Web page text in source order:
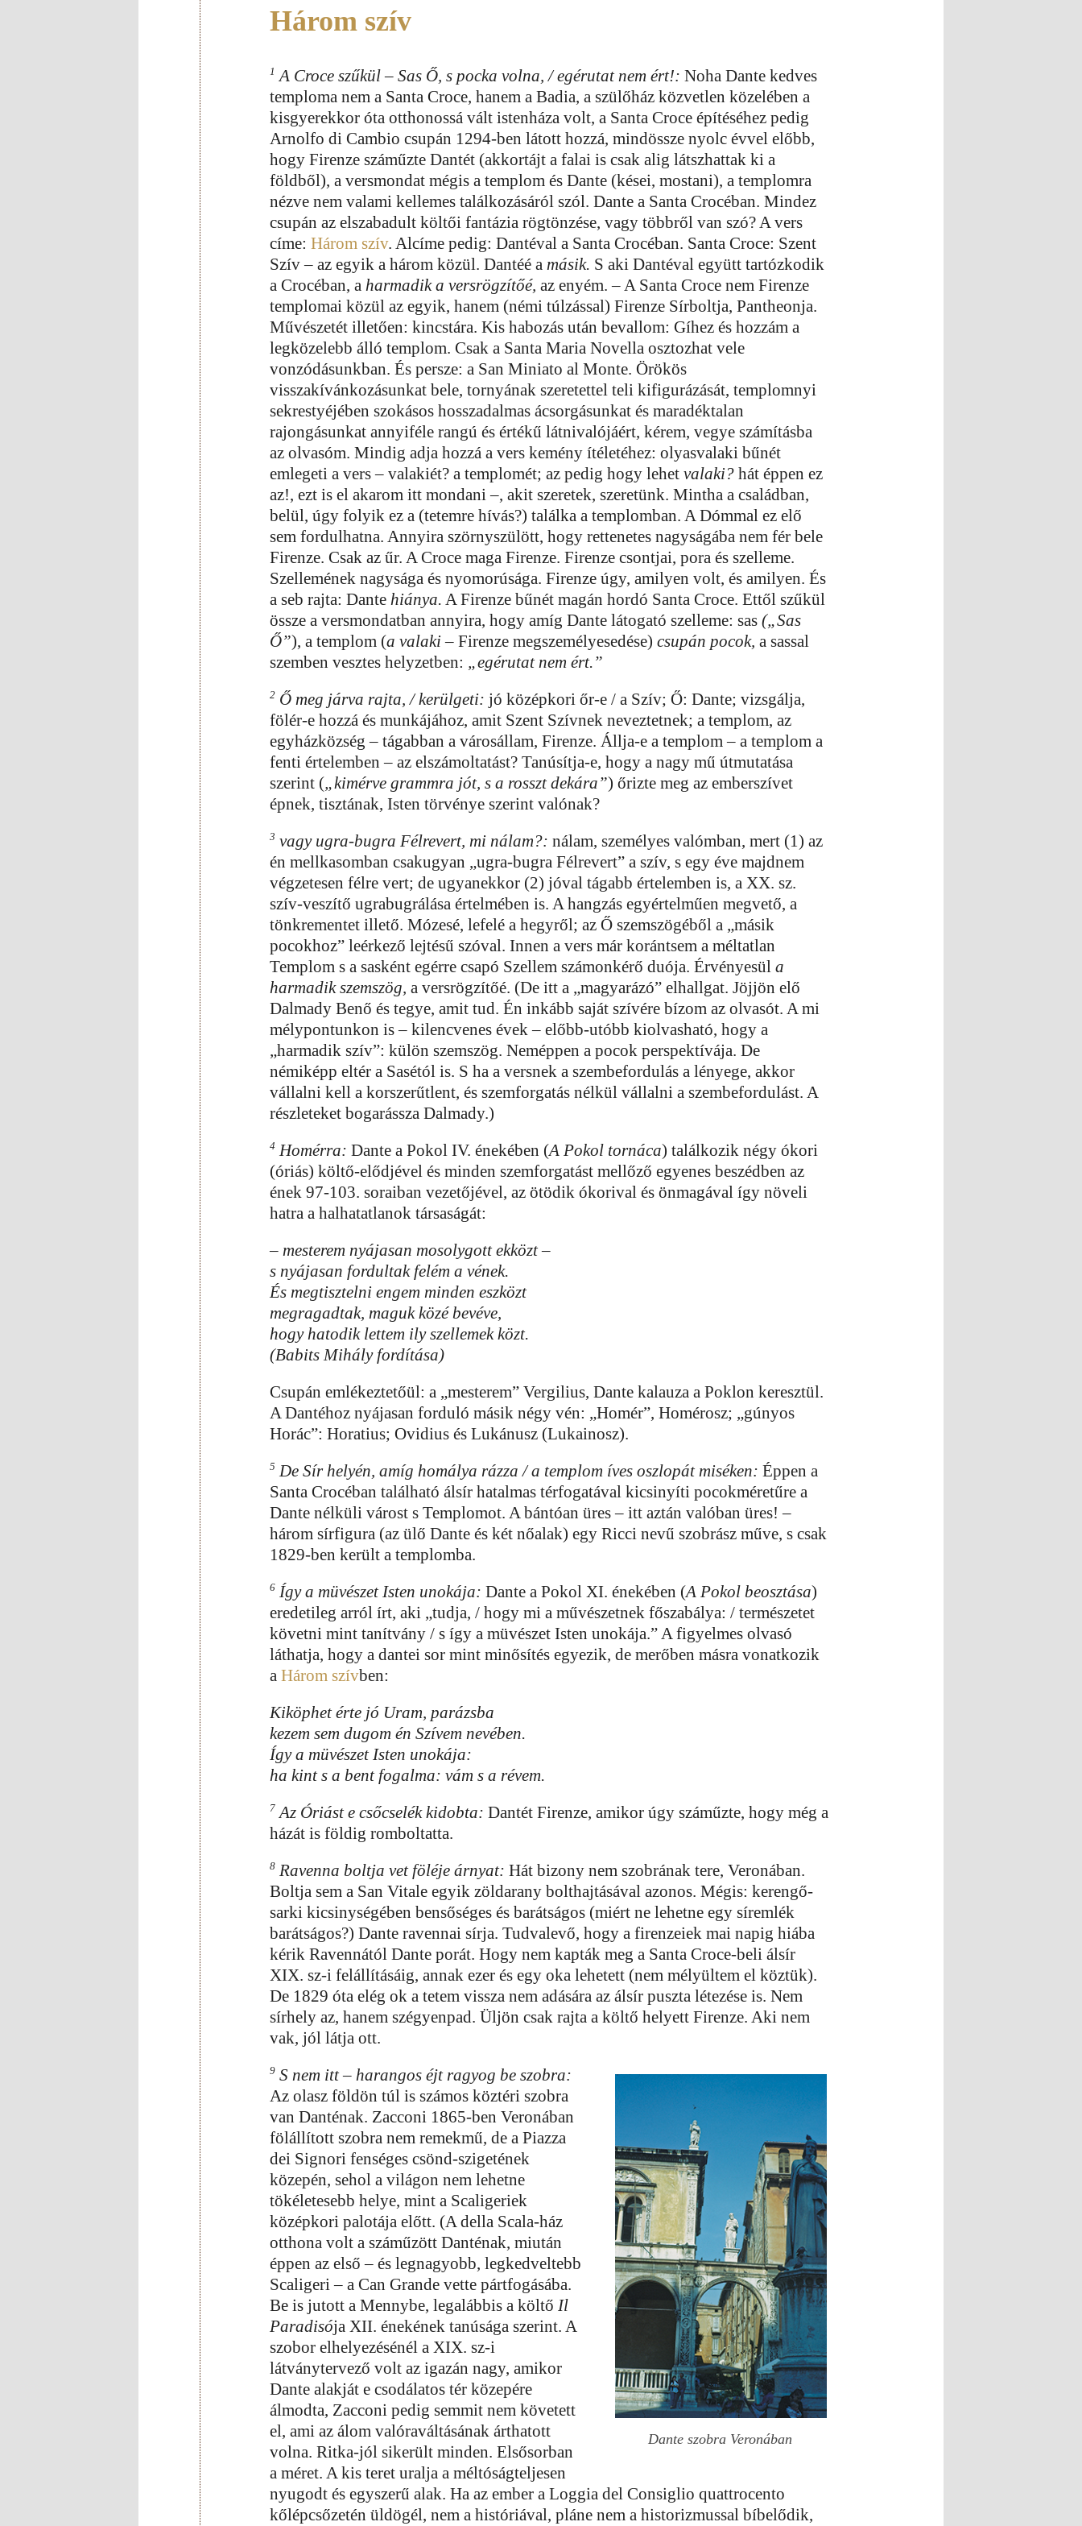
Három szív
1 A Croce szűkül – Sas Ő, s pocka volna, / egérutat nem ért!: Noha Dante kedves
temploma nem a Santa Croce, hanem a Badia, a szülőház közvetlen közelében a
kisgyerekkor óta otthonossá vált istenháza volt, a Santa Croce építéséhez pedig
Arnolfo di Cambio csupán 1294-ben látott hozzá, mindössze nyolc évvel előbb,
hogy Firenze száműzte Dantét (akkortájt a falai is csak alig látszhattak ki a
földből), a versmondat mégis a templom és Dante (kései, mostani), a templomra
nézve nem valami kellemes találkozásáról szól. Dante a Santa Crocéban. Mindez
csupán az elszabadult költői fantázia rögtönzése, vagy többről van szó? A vers
címe:Három szív. Alcíme pedig: Dantéval a Santa Crocéban. Santa Croce: Szent
Szív – az egyik a három közül. Dantéé amásik. S aki Dantéval együtt tartózkodik
a Crocéban, aharmadik a versrögzítőé, az enyém. – A Santa Croce nem Firenze
templomai közül az egyik, hanem (némi túlzással) Firenze Sírboltja, Pantheonja.
Művészetét illetően: kincstára. Kis habozás után bevallom: Gíhez és hozzám a
legközelebb álló templom. Csak a Santa Maria Novella osztozhat vele
vonzódásunkban. És persze: a San Miniato al Monte. Örökös
visszakívánkozásunkat bele, tornyának szeretettel teli kifigurázását, templomnyi
sekrestyéjében szokásos hosszadalmas ácsorgásunkat és maradéktalan
rajongásunkat annyiféle rangú és értékű látnivalójáért, kérem, vegye számításba
az olvasóm. Mindig adja hozzá a vers kemény ítéletéhez: olyasvalaki bűnét
emlegeti a vers – valakiét? a templomét; az pedig hogy lehetvalaki? hát éppen ez
az!, ezt is el akarom itt mondani –, akit szeretek, szeretünk. Mintha a családban,
belül, úgy folyik ez a (tetemre hívás?) találka a templomban. A Dómmal ez elő
sem fordulhatna. Annyira szörnyszülött, hogy rettenetes nagyságába nem fér bele
Firenze. Csak az űr. A Croce maga Firenze. Firenze csontjai, pora és szelleme.
Szellemének nagysága és nyomorúsága. Firenze úgy, amilyen volt, és amilyen. És
a seb rajta: Dantehiánya. A Firenze bűnét magán hordó Santa Croce. Ettől szűkül
össze a versmondatban annyira, hogy amíg Dante látogató szelleme: sas(„Sas
Ő”), a templom (a valaki – Firenze megszemélyesedése)csupán pocok, a sassal
szemben vesztes helyzetben: „egérutat nem ért.”
2 Ő meg járva rajta, / kerülgeti: jó középkori őr-e / a Szív; Ő: Dante; vizsgálja,
fölér-e hozzá és munkájához, amit Szent Szívnek neveztetnek; a templom, az
egyházközség – tágabban a városállam, Firenze. Állja-e a templom – a templom a
fenti értelemben – az elszámoltatást? Tanúsítja-e, hogy a nagy mű útmutatása
szerint („kimérve grammra jót, s a rosszt dekára”) őrizte meg az emberszívet
épnek, tisztának, Isten törvénye szerint valónak?
3 vagy ugra-bugra Félrevert, mi nálam?: nálam, személyes valómban, mert (1) az
én mellkasomban csakugyan „ugra-bugra Félrevert” a szív, s egy éve majdnem
végzetesen félre vert; de ugyanekkor (2) jóval tágabb értelemben is, a XX. sz.
szív-veszítő ugrabugrálása értelmében is. A hangzás egyértelműen megvető, a
tönkrementet illető. Mózesé, lefelé a hegyről; az Ő szemszögéből a „másik
pocokhoz” leérkező lejtésű szóval. Innen a vers már korántsem a méltatlan
Templom s a sasként egérre csapó Szellem számonkérő duója. Érvényesüla
harmadik szemszög, a versrögzítőé. (De itt a „magyarázó” elhallgat. Jöjjön elő
Dalmady Benő és tegye, amit tud. Én inkább saját szívére bízom az olvasót. A mi
mélypontunkon is – kilencvenes évek – előbb-utóbb kiolvasható, hogy a
„harmadik szív”: külön szemszög. Neméppen a pocok perspektívája. De
némiképp eltér a Sasétól is. S ha a versnek a szembefordulás a lényege, akkor
vállalni kell a korszerűtlent, és szemforgatás nélkül vállalni a szembefordulást. A
részleteket bogarássza Dalmady.)
4 Homérra: Dante a Pokol IV. énekében (A Pokol tornáca) találkozik négy ókori
(óriás) költő-elődjével és minden szemforgatást mellőző egyenes beszédben az
ének 97-103. soraiban vezetőjével, az ötödik ókorival és önmagával így növeli
hatra a halhatatlanok társaságát:
– mesterem nyájasan mosolygott ekközt –
s nyájasan fordultak felém a vének.
És megtisztelni engem minden eszközt
megragadtak, maguk közé bevéve,
hogy hatodik lettem ily szellemek közt.
(Babits Mihály fordítása)
Csupán emlékeztetőül: a „mesterem” Vergilius, Dante kalauza a Poklon keresztül.
A Dantéhoz nyájasan forduló másik négy vén: „Homér”, Homérosz; „gúnyos
Horác”: Horatius; Ovidius és Lukánusz (Lukainosz).
5 De Sír helyén, amíg homálya rázza / a templom íves oszlopát miséken: Éppen a
Santa Crocéban található álsír hatalmas térfogatával kicsinyíti pocokméretűre a
Dante nélküli várost s Templomot. A bántóan üres – itt aztán valóban üres! –
három sírfigura (az ülő Dante és két nőalak) egy Ricci nevű szobrász műve, s csak
1829-ben került a templomba.
6 Így a müvészet Isten unokája: Dante a Pokol XI. énekében (A Pokol beosztása)
eredetileg arról írt, aki „tudja, / hogy mi a művészetnek főszabálya: / természetet
követni mint tanítvány / s így a müvészet Isten unokája.” A figyelmes olvasó
láthatja, hogy a dantei sor mint minősítés egyezik, de merőben másra vonatkozik
aHárom szívben:
Kiköphet érte jó Uram, parázsba
kezem sem dugom én Szívem nevében.
Így a müvészet Isten unokája:
ha kint s a bent fogalma: vám s a révem.
7 Az Óriást e csőcselék kidobta: Dantét Firenze, amikor úgy száműzte, hogy még a
házát is földig romboltatta.
8 Ravenna boltja vet föléje árnyat: Hát bizony nem szobrának tere, Veronában.
Boltja sem a San Vitale egyik zöldarany bolthajtásával azonos. Mégis: kerengő-
sarki kicsinységében bensőséges és barátságos (miért ne lehetne egy síremlék
barátságos?) Dante ravennai sírja. Tudvalevő, hogy a firenzeiek mai napig hiába
kérik Ravennától Dante porát. Hogy nem kapták meg a Santa Croce-beli álsír
XIX. sz-i felállításáig, annak ezer és egy oka lehetett (nem mélyültem el köztük).
De 1829 óta elég ok a tetem vissza nem adására az álsír puszta létezése is. Nem
sírhely az, hanem szégyenpad. Üljön csak rajta a költő helyett Firenze. Aki nem
vak, jól látja ott.
Dante szobra Veronában
9 S nem itt – harangos éjt ragyog be szobra:
Az olasz földön túl is számos köztéri szobra
van Danténak. Zacconi 1865-ben Veronában
fölállított szobra nem remekmű, de a Piazza
dei Signori fenséges csönd-szigetének
közepén, sehol a világon nem lehetne
tökéletesebb helye, mint a Scaligeriek
középkori palotája előtt. (A della Scala-ház
otthona volt a száműzött Danténak, miután
éppen az első – és legnagyobb, legkedveltebb
Scaligeri – a Can Grande vette pártfogásába.
Be is jutott a Mennybe, legalábbis a költőIl
Paradisója XII. énekének tanúsága szerint. A
szobor elhelyezésénél a XIX. sz-i
látványtervező volt az igazán nagy, amikor
Dante alakját e csodálatos tér közepére
álmodta, Zacconi pedig semmit nem követett
el, ami az álom valóraváltásának árthatott
volna. Ritka-jól sikerült minden. Elsősorban
a méret. A kis teret uralja a méltóságteljesen
nyugodt és egyszerű alak. Ha az ember a Loggia del Consiglio quattrocento
kőlépcsőzetén üldögél, nem a históriával, pláne nem a historizmussal bíbelődik,